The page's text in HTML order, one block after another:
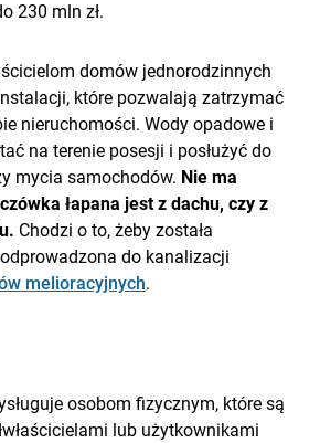
230 mln zł.
domów jednorodzinnych
które pozwalają zatrzymać
nieruchomości. Wody opadowe i
na terenie posesji i posłużyć do
mycia samochodów. Nie ma
łapana jest z dachu, czy z
Chodzi o to, żeby została
do kanalizacji
melioracyjnych.
osobom fizycznym, które są
lub użytkownikami